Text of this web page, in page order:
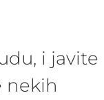
i javite
nekih